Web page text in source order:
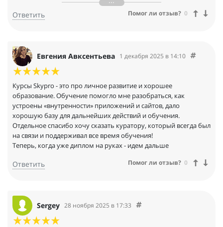
качественное обучение, всё зависит от вас как от учеников,
если есть желание усвоить материал - у вас все получится!
Ответить Помог ли отзыв? 0
Евгения Авксентьева 1 декабря 2025 в 14:10
Курсы Skypro - это про личное развитие и хорошее
образование. Обучение помогло мне разобраться, как
устроены «внутренности» приложений и сайтов, дало
хорошую базу для дальнейших действий и обучения.
Отдельное спасибо хочу сказать куратору, который всегда был
на связи и поддерживал все время обучения!
Теперь, когда уже диплом на руках - идем дальше
Ответить Помог ли отзыв? 0
Sergey 28 ноября 2025 в 17:33